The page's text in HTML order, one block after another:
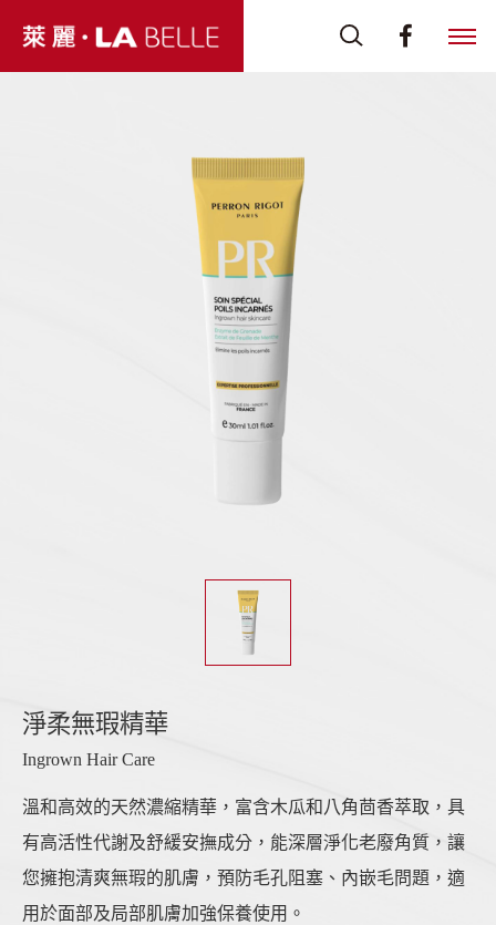
淨柔無瑕精華
Ingrown Hair Care
溫和高效的天然濃縮精華，富含木瓜和八角茴香萃取，具
有高活性代謝及舒緩安撫成分，能深層淨化老廢角質，讓
您擁抱清爽無瑕的肌膚，預防毛孔阻塞、內嵌毛問題，適
用於面部及局部肌膚加強保養使用。